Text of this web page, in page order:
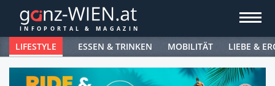
LIFESTYLE ESSEN & TRINKEN MOBILITÄT LIEBE &